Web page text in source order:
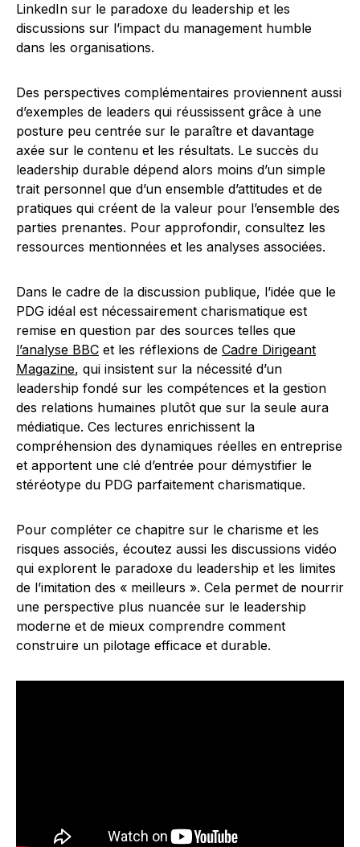
LinkedIn sur le paradoxe du leadership et les
discussions sur l’impact du management humble
dans les organisations.
Des perspectives complémentaires proviennent aussi
d’exemples de leaders qui réussissent grâce à une
posture peu centrée sur le paraître et davantage
axée sur le contenu et les résultats. Le succès du
leadership durable dépend alors moins d’un simple
trait personnel que d’un ensemble d’attitudes et de
pratiques qui créent de la valeur pour l’ensemble des
parties prenantes. Pour approfondir, consultez les
ressources mentionnées et les analyses associées.
Dans le cadre de la discussion publique, l’idée que le
PDG idéal est nécessairement charismatique est
remise en question par des sources telles que
l’analyse BBC et les réflexions de Cadre Dirigeant
Magazine, qui insistent sur la nécessité d’un
leadership fondé sur les compétences et la gestion
des relations humaines plutôt que sur la seule aura
médiatique. Ces lectures enrichissent la
compréhension des dynamiques réelles en entreprise
et apportent une clé d’entrée pour démystifier le
stéréotype du PDG parfaitement charismatique.
Pour compléter ce chapitre sur le charisme et les
risques associés, écoutez aussi les discussions vidéo
qui explorent le paradoxe du leadership et les limites
de l’imitation des « meilleurs ». Cela permet de nourrir
une perspective plus nuancée sur le leadership
moderne et de mieux comprendre comment
construire un pilotage efficace et durable.